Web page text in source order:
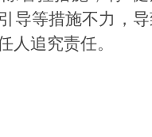
导等措施不力，
人追究责任。